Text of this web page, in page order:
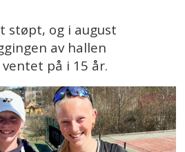
støpt, og i august
av hallen
på i 15 år.